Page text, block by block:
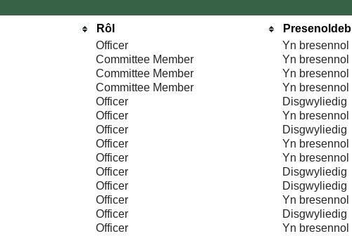
Rôl Presenoldeb
Officer
Yn bresennol
Committee Member
Yn bresennol
Committee Member
Yn bresennol
Committee Member
Yn bresennol
Officer
Disgwyliedig
Officer
Yn bresennol
Officer
Disgwyliedig
Officer
Yn bresennol
Officer
Yn bresennol
Officer
Disgwyliedig
Officer
Disgwyliedig
Officer
Yn bresennol
Officer
Disgwyliedig
Officer Yn bresennol